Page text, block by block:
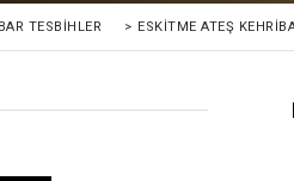
TESBİHLER > ESKITME ATEŞ